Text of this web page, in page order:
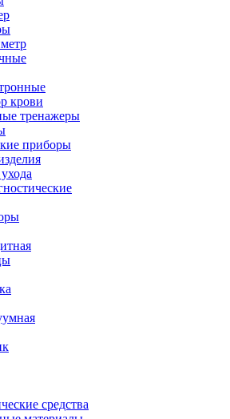
крови
тренажеры
приборы
средства